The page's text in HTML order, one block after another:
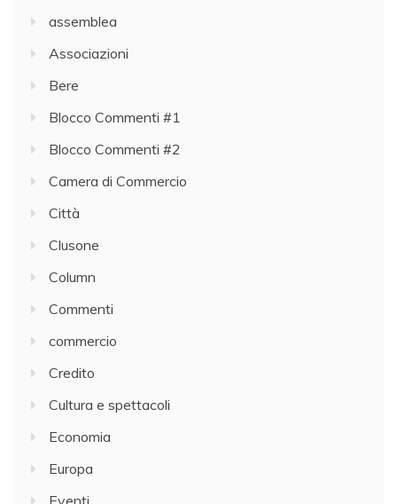
assemblea
Associazioni
Bere
Blocco Commenti #1
Blocco Commenti #2
Camera di Commercio
Città
Clusone
Column
Commenti
commercio
Credito
Cultura e spettacoli
Economia
Europa